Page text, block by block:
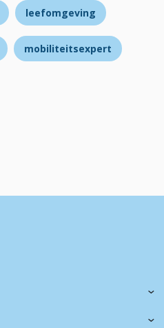
leefomgeving
mobiliteitsexpert